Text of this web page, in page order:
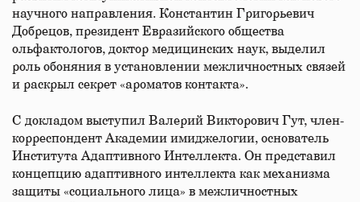
научного направления. Константин Григорьевич
Добрецов, президент Евразийского общества
ольфактологов, доктор медицинских наук, выделил
роль обоняния в установлении межличностных связей
и раскрыл секрет «ароматов контакта».
С докладом выступил Валерий Викторович Гут, член-
корреспондент Академии имиджелогии, основатель
Института Адаптивного Интеллекта. Он представил
концепцию адаптивного интеллекта как механизма
защиты «социального лица» в межличностных